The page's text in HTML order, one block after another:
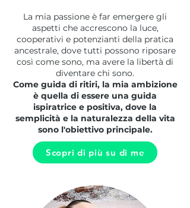
La mia passione è far emergere gli
aspetti che accrescono la luce,
cooperativi e potenzianti della pratica
ancestrale, dove tutti possono riposare
così come sono, ma avere la libertà di
diventare chi sono.
Come guida di ritiri, la mia ambizione
è quella di essere una guida
ispiratrice e positiva, dove la
semplicità e la naturalezza della vita
sono l'obiettivo principale.​
Scopri di più su di me